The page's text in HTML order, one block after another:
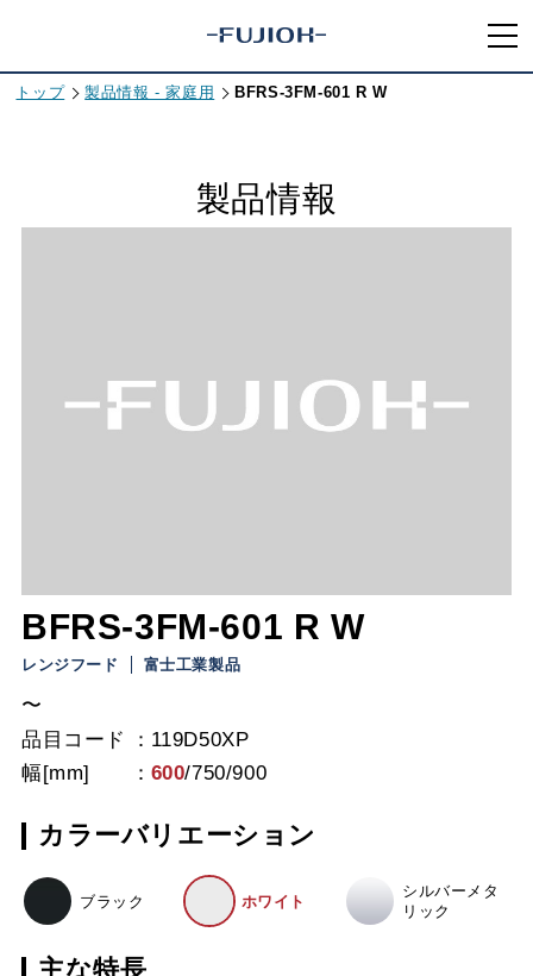
トップ 製品情報 - 家庭用 BFRS-3FM-601 R W
製品情報
BFRS-3FM-601 R W
レンジフード 富士工業製品
〜
品目コード
119D50XP
幅[mm]
600/750/900
カラーバリエーション
ブラック ホワイト
シルバーメタ
リック
主な特長